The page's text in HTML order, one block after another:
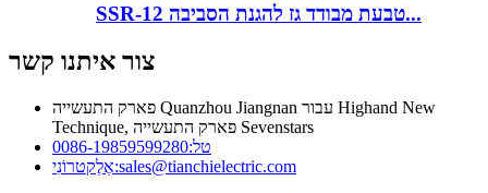
SSR-12 טבעת מבודד גז להגנת הסביבה...
צור איתנו קשר
פארק התעשייה Quanzhou Jiangnan עבור Highand New
Technique, פארק התעשייה Sevenstars
טל:0086-19859599280
אֶלֶקטרוֹנִי:sales@tianchielectric.com